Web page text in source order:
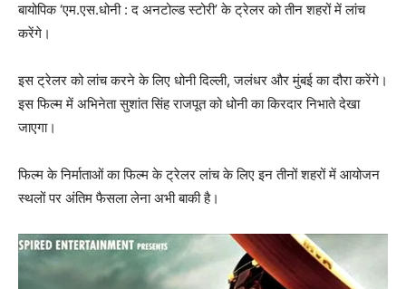
बायोपिक ‘एम.एस.धोनी : द अनटोल्ड स्टोरी’ के ट्रेलर को तीन शहरों में लांच
करेंगे।
इस ट्रेलर को लांच करने के लिए धोनी दिल्ली, जलंधर और मुंबई का दौरा करेंगे।
इस फिल्म में अभिनेता सुशांत सिंह राजपूत को धोनी का किरदार निभाते देखा
जाएगा।
फिल्म के निर्माताओं का फिल्म के ट्रेलर लांच के लिए इन तीनों शहरों में आयोजन
स्थलों पर अंतिम फैसला लेना अभी बाकी है।